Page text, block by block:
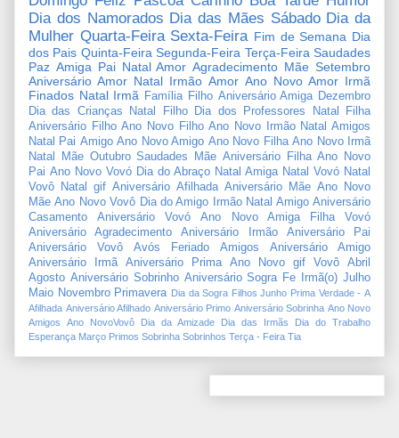
Dia dos Namorados Dia das Mães Sábado Dia da
Mulher Quarta-Feira Sexta-Feira Fim de Semana Dia
dos Pais Quinta-Feira Segunda-Feira Terça-Feira Saudades
Paz Amiga Pai Natal Amor Agradecimento Mãe Setembro
Aniversário Amor Natal Irmão Amor Ano Novo Amor Irmã
Finados Natal Irmã Família Filho Aniversário Amiga Dezembro
Dia das Crianças
Natal Filho Dia dos Professores
Natal Filha
Aniversário Filho Ano Novo Filho Ano Novo Irmão Natal Amigos
Natal Pai Amigo Ano Novo Amigo Ano Novo Filha Ano Novo Irmã
Natal Mãe Outubro Saudades Mãe Aniversário Filha Ano Novo
Pai Ano Novo Vovó Dia do Abraço Natal Amiga Natal Vovó Natal
Vovô
Natal gif Aniversário Afilhada Aniversário Mãe Ano Novo
Mãe Ano Novo Vovô Dia do Amigo Irmão Natal Amigo Aniversário
Casamento
Aniversário Vovó Ano Novo Amiga Filha
Vovó
Aniversário Agradecimento
Aniversário Irmão
Aniversário Pai
Aniversário Vovô
Avós Feriado Amigos
Aniversário Amigo
Aniversário Irmã
Aniversário Prima Ano Novo gif Vovô
Abril
Agosto Aniversário Sobrinho Aniversário Sogra Fe Irmã(o) Julho
Maio Novembro Primavera Dia da Sogra Filhos Junho Prima Verdade - A
Afilhada Aniversário Afilhado Aniversário Primo Aniversário Sobrinha Ano Novo
Amigos
Ano NovoVovô Dia da Amizade Dia das Irmãs
Dia do Trabalho
Esperança Março Primos Sobrinha Sobrinhos Terça - Feira Tia